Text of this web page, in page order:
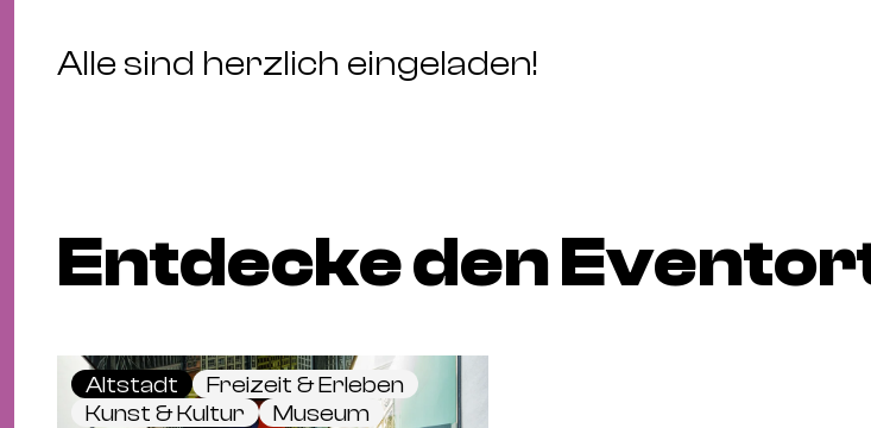
Alle sind herzlich eingeladen!
Entdecke den
Altstadt
Freizeit & Erleben
Kunst & Kultur
Museum